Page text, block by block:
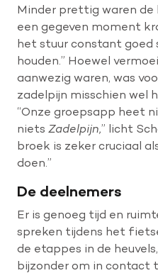
Minder prettig waren de
een gegeven moment
het stuur constant goed
houden.” Hoewel
aanwezig waren, was
zadelpijn misschien wel
“Onze groepsapp heet
niets Zadelpijn,” licht
broek is zeker cruciaal
doen.”
De deelnemers
Er is genoeg tijd en
spreken tijdens het
de etappes in de
bijzonder om in contact